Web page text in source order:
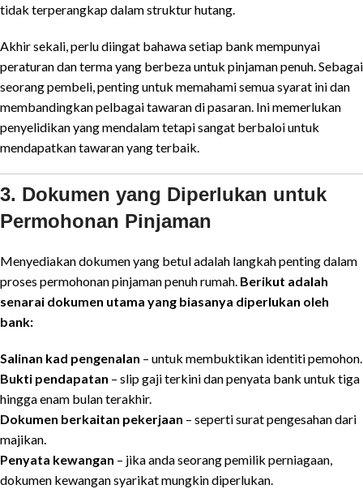
tidak terperangkap dalam struktur hutang.
Akhir sekali, perlu diingat bahawa setiap bank mempunyai
peraturan dan terma yang berbeza untuk pinjaman penuh. Sebagai
seorang pembeli, penting untuk memahami semua syarat ini dan
membandingkan pelbagai tawaran di pasaran. Ini memerlukan
penyelidikan yang mendalam tetapi sangat berbaloi untuk
mendapatkan tawaran yang terbaik.
3. Dokumen yang Diperlukan untuk
Permohonan Pinjaman
Menyediakan dokumen yang betul adalah langkah penting dalam
proses permohonan pinjaman penuh rumah. Berikut adalah
senarai dokumen utama yang biasanya diperlukan oleh
bank:
Salinan kad pengenalan – untuk membuktikan identiti pemohon.
Bukti pendapatan – slip gaji terkini dan penyata bank untuk tiga
hingga enam bulan terakhir.
Dokumen berkaitan pekerjaan – seperti surat pengesahan dari
majikan.
Penyata kewangan – jika anda seorang pemilik perniagaan,
dokumen kewangan syarikat mungkin diperlukan.